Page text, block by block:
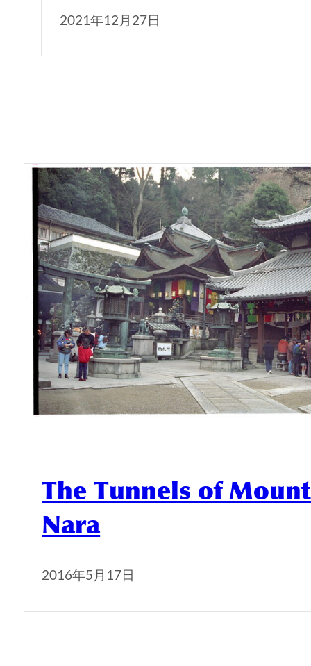
2021年12月27日
The Tunnels of
Nara
2016年5月17日